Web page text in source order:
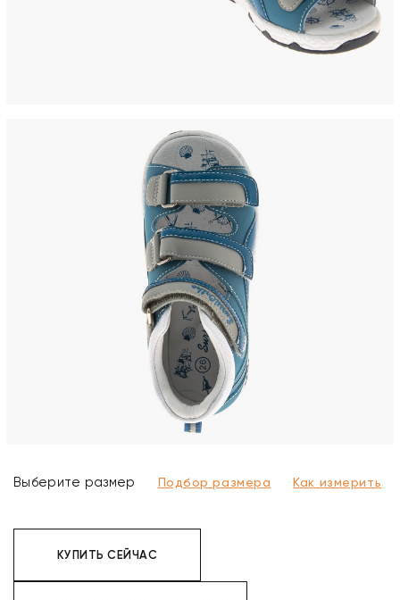
Выберите размер Подбор размера Как измерить
КУПИТЬ СЕЙЧАС